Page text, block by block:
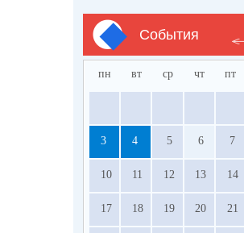
События
пн вт ср чт пт
3 4 5 6 7
10 11 12 13 14
17 18 19 20 21